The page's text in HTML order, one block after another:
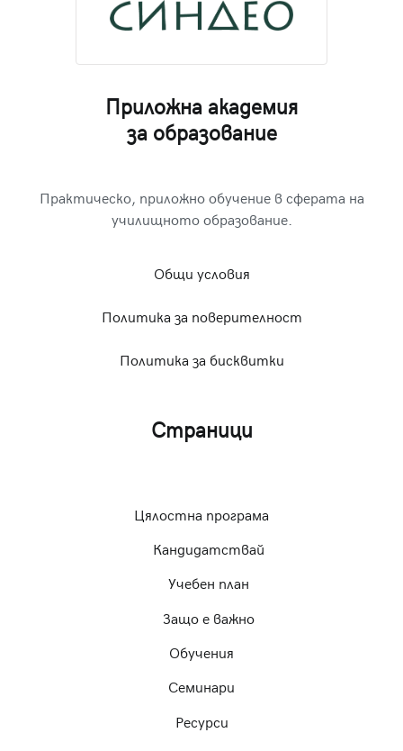
Приложна академия
за образование
Практическо, приложно обучение в сферата на
училищното образование.
Общи условия
Политика за поверителност
Политика за бисквитки
Страници
Цялостна програма
Кандидатствай
Учебен план
Защо е важно
Обучения
Семинари
Ресурси